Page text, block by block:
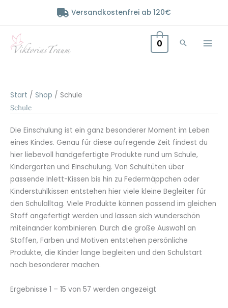
Versandkostenfrei ab 120€
0
Start / Shop / Schule
Schule
Die Einschulung ist ein ganz besonderer Moment im Leben
eines Kindes. Genau für diese aufregende Zeit findest du
hier liebevoll handgefertigte Produkte rund um Schule,
Kindergarten und Einschulung. Von Schultüten über
passende Inlett-Kissen bis hin zu Federmäppchen oder
Kinderstuhlkissen entstehen hier viele kleine Begleiter für
den Schulalltag. Viele Produkte können passend im gleichen
Stoff angefertigt werden und lassen sich wunderschön
miteinander kombinieren. Durch die große Auswahl an
Stoffen, Farben und Motiven entstehen persönliche
Produkte, die Kinder lange begleiten und den Schulstart
noch besonderer machen.
Ergebnisse 1 – 15 von 57 werden angezeigt